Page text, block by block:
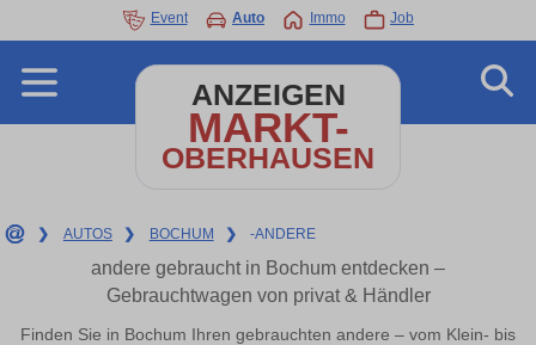
Event Auto Immo Job
ANZEIGEN
MARKT-
OBERHAUSEN
❯ AUTOS ❯ BOCHUM ❯ -ANDERE
andere gebraucht in Bochum entdecken –
Gebrauchtwagen von privat & Händler
Finden Sie in Bochum Ihren gebrauchten andere – vom Klein- bis